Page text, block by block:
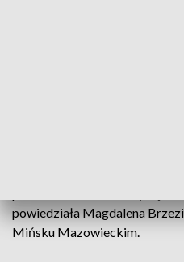
powiedziała Magdalena
Mińsku Mazowieckim.